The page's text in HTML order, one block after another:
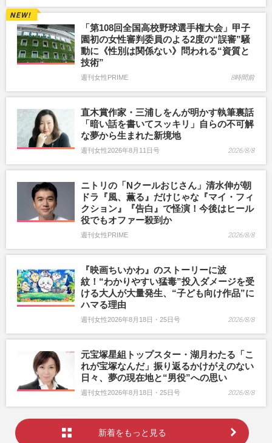
「第108回全国高校野球選手権大会」甲子
園初の女性審判委員のよる2度の“誤審”騒
動に《性別は関係ない》問われる“資質と
技術”
週刊女性PRIME 8時間前
直木賞作家・三浦しをんが明かす執筆裏話
「暗い話を書いてスッキリ」自らの不可解
な夢から生まれた新境地
週刊女性2026年8月11日号 2026/8/8
ニトリの「Nクールおじさん」清水伸が朝
ドラ『風、薫る』だけじゃな『マイ・フィ
クション』『告白』で怪演！今後はヒール
役でもオファー殺到か
週刊女性PRIME 2026/8/8
『映画ちいかわ』のストーリーに波
紋！“わかりやすい猛毒”投入ダメージを受
ける大人が大量発生、“子ども向け作品”に
ハマる理由
週刊女性2026年8月18日・25日号 2026/8/8
元宝塚星組トップスター・湖月わたる「こ
れが宝塚なんだ」振り返るかけがえのない
日々、夢の現在地と“男役”への思い
週刊女性2026年8月18日・25日号 2026/8/8
新着をもっと見る